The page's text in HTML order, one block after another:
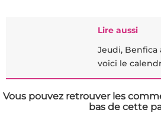
Lire aussi
Jeudi, Benfica
voici le
Vous pouvez retrouver les
bas de cette